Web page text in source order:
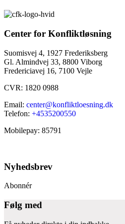
Center for Konfliktløsning
Suomisvej 4, 1927 Frederiksberg
Gl. Almindvej 33, 8800 Viborg
Fredericiavej 16, 7100 Vejle
CVR: 1820 0988
Email: center@konfliktloesning.dk
Telefon: +4535200550
Mobilepay: 85791
Nyhedsbrev
Abonnér
Følg med